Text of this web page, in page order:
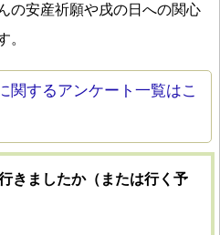
の安産祈願や戌の日への関心
。
関するアンケート一覧はこ
きましたか（または行く予